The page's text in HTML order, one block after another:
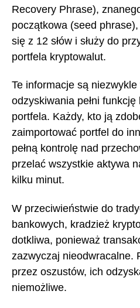
Recovery Phrase),
początkowa (seed
się z 12 słów i służy do
portfela kryptowalut.
Te informacje są
odzyskiwania pełni funkcję
portfela. Każdy, kto ją
zaimportować portfel do
pełną kontrolę nad
przelać wszystkie aktywa
kilku minut.
W przeciwieństwie do
bankowych, kradzież
dotkliwa, ponieważ
zazwyczaj nieodwracalne.
przez oszustów, ich
niemożliwe.